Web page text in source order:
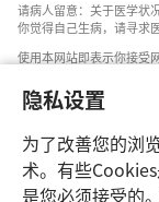
隐私设置
为了改善您的浏
术。有些
是您必须接受的
请病人留意：关于医学状
你觉得自己生病，请寻求
使用本网站即表示你接受
设置外观